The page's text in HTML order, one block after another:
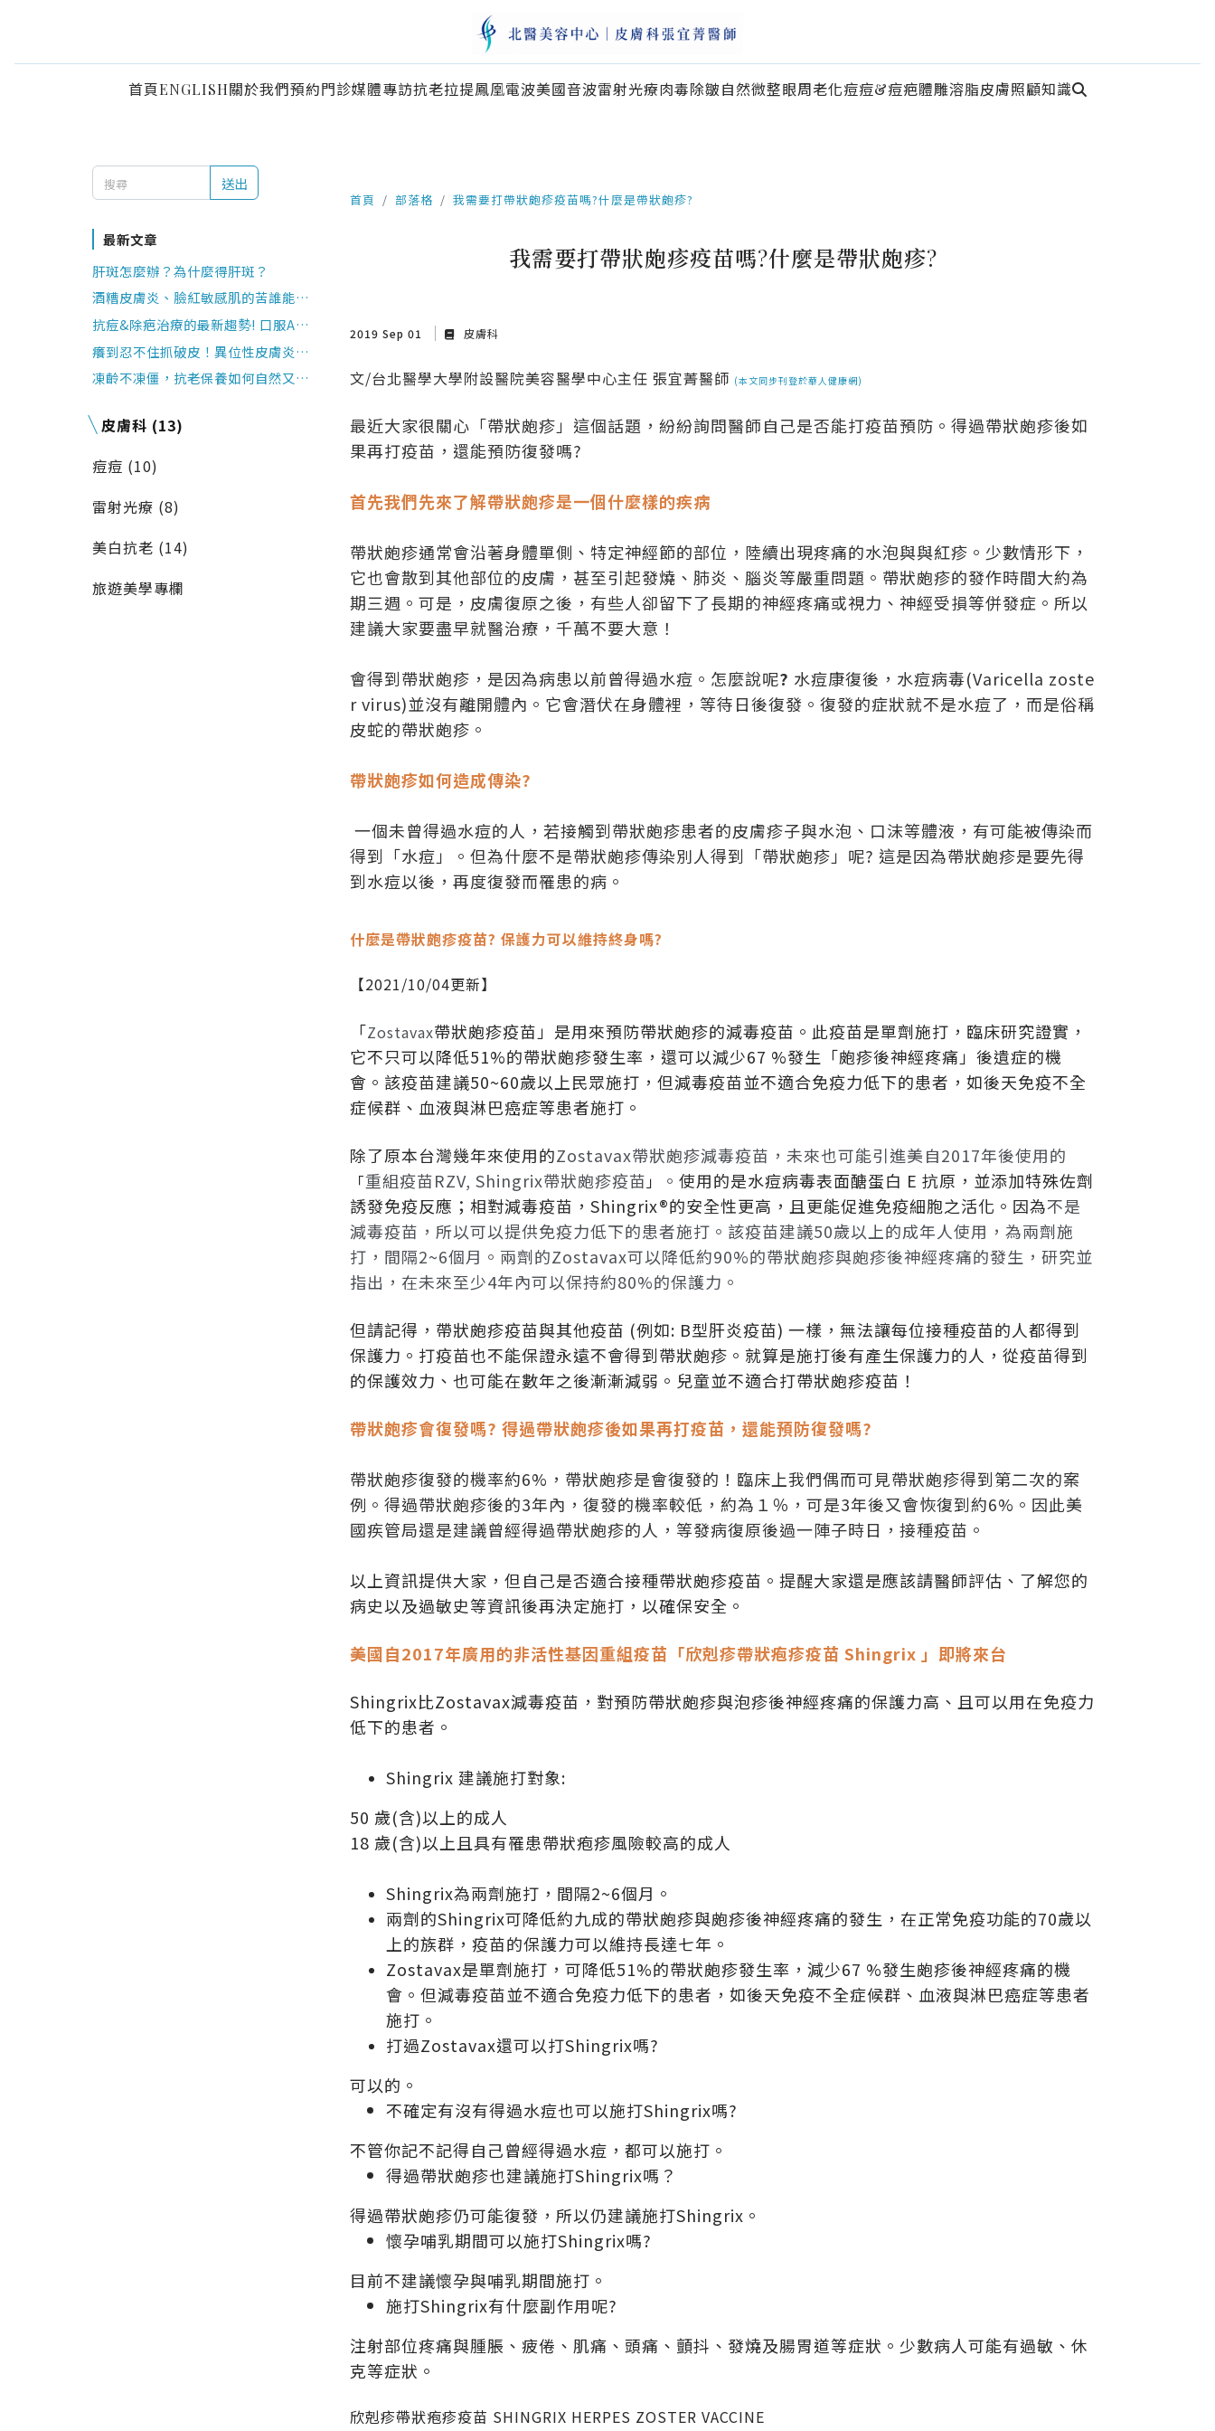
首頁ENGLISH關於我們預約門診媒體專訪抗老拉提鳳凰電波美國音波雷射光療肉毒除皺自然微整眼周老化痘痘&痘疤體雕溶脂皮膚照顧知識
送出
最新文章
肝斑怎麼辦？為什麼得肝斑？
酒糟皮膚炎、臉紅敏感肌的苦誰能懂？
皮膚科醫師4點Q&A說分明
抗痘&除疤治療的最新趨勢! 口服A酸注
意事項?
癢到忍不住抓破皮！異位性皮膚炎該怎
麼辦?
凍齡不凍僵，抗老保養如何自然又安
皮膚科 (13)
痘痘 (10)
雷射光療 (8)
美白抗老 (14)
旅遊美學專欄
首頁 部落格 我需要打帶狀皰疹疫苗嗎?什麼是帶狀皰疹?
我需要打帶狀皰疹疫苗嗎?什麼是帶狀皰疹?
2019 Sep 01 皮膚科
文/台北醫學大學附設醫院美容醫學中心主任 張宜菁醫師 (本文同步刊登於華人健康網)
最近大家很關心「帶狀皰疹」這個話題，紛紛詢問醫師自己是否能打疫苗預防。得過帶狀皰疹後如
果再打疫苗，還能預防復發嗎?
首先我們先來了解帶狀皰疹是一個什麼樣的疾病
帶狀皰疹通常會沿著身體單側、特定神經節的部位，陸續出現疼痛的水泡與與紅疹。少數情形下，
它也會散到其他部位的皮膚，甚至引起發燒、肺炎、腦炎等嚴重問題。帶狀皰疹的發作時間大約為
期三週。可是，皮膚復原之後，有些人卻留下了長期的神經疼痛或視力、神經受損等併發症。所以
建議大家要盡早就醫治療，千萬不要大意！
會得到帶狀皰疹，是因為病患以前曾得過水痘。怎麼說呢? 水痘康復後，水痘病毒(Varicella zoste
r virus)並沒有離開體內。它會潛伏在身體裡，等待日後復發。復發的症狀就不是水痘了，而是俗稱
皮蛇的帶狀皰疹。
帶狀皰疹如何造成傳染?
一個未曾得過水痘的人，若接觸到帶狀皰疹患者的皮膚疹子與水泡、口沫等體液，有可能被傳染而
得到「水痘」。但為什麼不是帶狀皰疹傳染別人得到「帶狀皰疹」呢? 這是因為帶狀皰疹是要先得
到水痘以後，再度復發而罹患的病。
什麼是帶狀皰疹疫苗? 保護力可以維持終身嗎?
【2021/10/04更新】
「Zostavax帶狀皰疹疫苗」是用來預防帶狀皰疹的減毒疫苗。此疫苗是單劑施打，臨床研究證實，
它不只可以降低51%的帶狀皰疹發生率，還可以減少67 %發生「皰疹後神經疼痛」後遺症的機
會。該疫苗建議50~60歲以上民眾施打，但減毒疫苗並不適合免疫力低下的患者，如後天免疫不全
症候群、血液與淋巴癌症等患者施打。
除了原本台灣幾年來使用的Zostavax帶狀皰疹減毒疫苗，未來也可能引進美自2017年後使用的
「重組疫苗RZV, Shingrix帶狀皰疹疫苗」 。 使用的是水痘病毒表面醣蛋白 E 抗原，並添加特殊佐劑
誘發免疫反應；相對減毒疫苗，Shingrix®的安全性更高，且更能促進免疫細胞之活化。因為不是
減毒疫苗，所以可以提供免疫力低下的患者施打。該疫苗建議50歲以上的成年人使用，為兩劑施
打，間隔2~6個月。兩劑的Zostavax可以降低約90%的帶狀皰疹與皰疹後神經疼痛的發生，研究並
指出，在未來至少4年內可以保持約80%的保護力。
但請記得，帶狀皰疹疫苗與其他疫苗 (例如: B型肝炎疫苗) 一樣，無法讓每位接種疫苗的人都得到
保護力。打疫苗也不能保證永遠不會得到帶狀皰疹。就算是施打後有產生保護力的人，從疫苗得到
的保護效力、也可能在數年之後漸漸減弱。兒童並不適合打帶狀皰疹疫苗！
帶狀皰疹會復發嗎? 得過帶狀皰疹後如果再打疫苗，還能預防復發嗎?
帶狀皰疹復發的機率約6%，帶狀皰疹是會復發的！臨床上我們偶而可見帶狀皰疹得到第二次的案
例。得過帶狀皰疹後的3年內，復發的機率較低，約為１％，可是3年後又會恢復到約6%。因此美
國疾管局還是建議曾經得過帶狀皰疹的人，等發病復原後過一陣子時日，接種疫苗。
以上資訊提供大家，但自己是否適合接種帶狀皰疹疫苗。提醒大家還是應該請醫師評估、了解您的
病史以及過敏史等資訊後再決定施打，以確保安全。
美國自2017年廣用的非活性基因重組疫苗「欣剋疹帶狀疱疹疫苗 Shingrix 」即將來台
Shingrix比Zostavax減毒疫苗，對預防帶狀皰疹與泡疹後神經疼痛的保護力高、且可以用在免疫力
低下的患者。
Shingrix 建議施打對象:
50 歲(含)以上的成人
18 歲(含)以上且具有罹患帶狀疱疹風險較高的成人
Shingrix為兩劑施打，間隔2~6個月。
兩劑的Shingrix可降低約九成的帶狀皰疹與皰疹後神經疼痛的發生，在正常免疫功能的70歲以
上的族群，疫苗的保護力可以維持長達七年。
Zostavax是單劑施打，可降低51%的帶狀皰疹發生率，減少67 %發生皰疹後神經疼痛的機
會。但減毒疫苗並不適合免疫力低下的患者，如後天免疫不全症候群、血液與淋巴癌症等患者
施打。
打過Zostavax還可以打Shingrix嗎?
可以的。
不確定有沒有得過水痘也可以施打Shingrix嗎?
不管你記不記得自己曾經得過水痘，都可以施打。
得過帶狀皰疹也建議施打Shingrix嗎？
得過帶狀皰疹仍可能復發，所以仍建議施打Shingrix。
懷孕哺乳期間可以施打Shingrix嗎?
目前不建議懷孕與哺乳期間施打。
施打Shingrix有什麼副作用呢?
注射部位疼痛與腫脹、疲倦、肌痛、頭痛、顫抖、發燒及腸胃道等症狀。少數病人可能有過敏、休
克等症狀。
欣剋疹帶狀疱疹疫苗 SHINGRIX HERPES ZOSTER VACCINE